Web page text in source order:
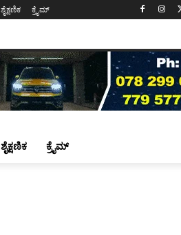
ಶೈಕ್ಷಣಿಕ ಕ್ರೈಮ್
ಶೈಕ್ಷಣಿಕ ಕ್ರೈಮ್